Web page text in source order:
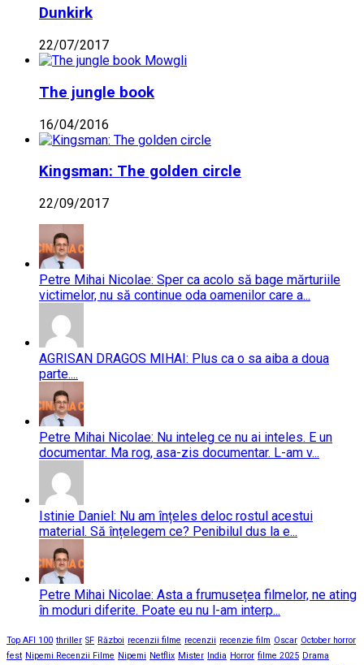
Dunkirk
22/07/2017
The jungle book
16/04/2016
Kingsman: The golden circle
22/09/2017
Petre Mihai Nicolae: Sper ca acolo să bage mărturiile
victimelor, nu să continue oda oamenilor care a...
AGRISAN DRAGOS MIHAI: Plus ca o sa aiba a doua
parte....
Petre Mihai Nicolae: Nu inteleg ce nu ai inteles. E un
documentar. Ma rog, asa-zis documentar. L-am v...
Istinie Daniel: Nu am înțeles deloc rostul acestui
material. Să înțelegem ce? Penibilul dus la e...
Petre Mihai Nicolae: Asta a frumusețea filmelor, ne ating
în moduri diferite. Poate eu nu l-am interp...
Top AFI 100 thriller SF Război recenzii filme recenzii recenzie film Oscar October horror
fest Nipemi Recenzii Filme Nipemi Netflix Mister India Horror filme 2025 Drama